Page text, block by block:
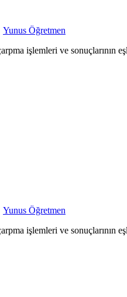
Yunus Öğretmen
işlemleri ve sonuçlarının
Yunus Öğretmen
işlemleri ve sonuçlarının